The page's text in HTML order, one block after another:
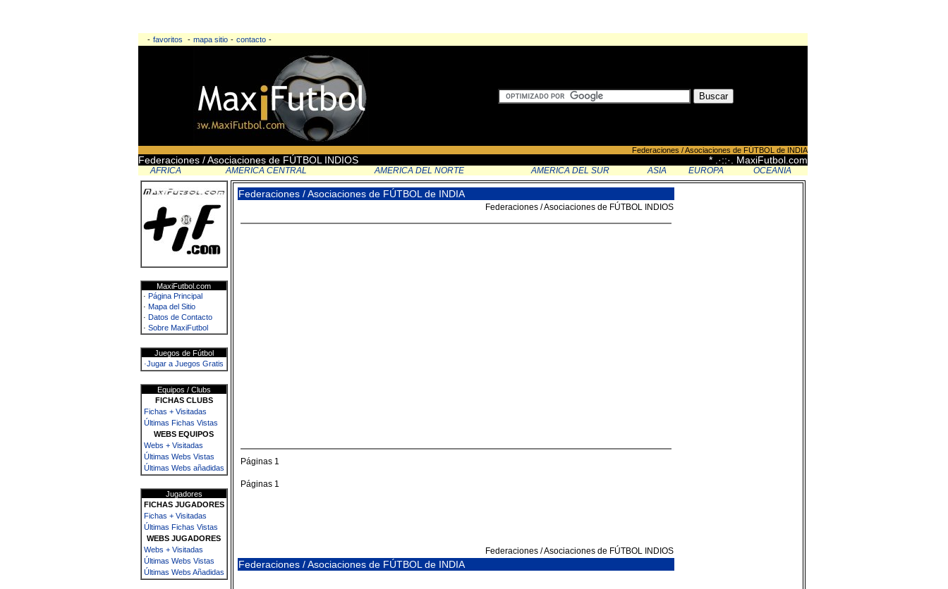
- favoritos - mapa sitio - contacto -
Federaciones / Asociaciones de FÚTBOL de INDIA
Federaciones / Asociaciones de FÚTBOL INDIOS * .·::·. MaxiFutbol.com
AFRICA AMERICA CENTRAL AMERICA DEL NORTE AMERICA DEL SUR ASIA EUROPA OCEANIA
MaxiFutbol.com
· Página Principal
· Mapa del Sitio
· Datos de Contacto
· Sobre MaxiFutbol
Juegos de Fútbol
·Jugar a Juegos Gratis
Equipos / Clubs
FICHAS CLUBS
Fichas + Visitadas
Últimas Fichas Vistas
WEBS EQUIPOS
Webs + Visitadas
Últimas Webs Vistas
Últimas Webs añadidas
Jugadores
FICHAS JUGADORES
Fichas + Visitadas
Últimas Fichas Vistas
WEBS JUGADORES
Webs + Visitadas
Últimas Webs Vistas
Últimas Webs Añadidas
Federaciones / Asociaciones de FÚTBOL de INDIA
Federaciones / Asociaciones de FÚTBOL INDIOS
Páginas 1
Páginas 1
Federaciones / Asociaciones de FÚTBOL INDIOS
Federaciones / Asociaciones de FÚTBOL de INDIA